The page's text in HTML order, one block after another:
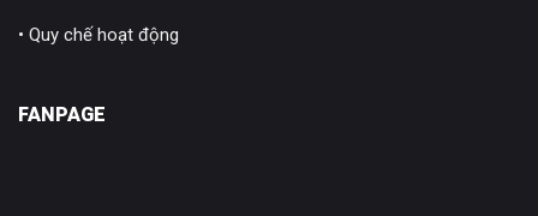
• Quy chế hoạt động
FANPAGE